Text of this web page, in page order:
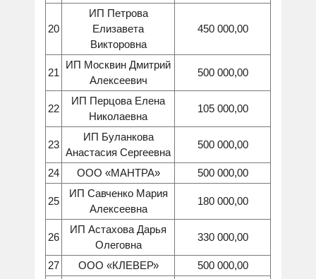
20
ИП Петрова
Елизавета
Викторовна
450 000,00
21
ИП Москвин Дмитрий
Алексеевич
500 000,00
22
ИП Перцова Елена
Николаевна
105 000,00
23
ИП Буланкова
Анастасия Сергеевна
500 000,00
24 ООО «МАНТРА» 500 000,00
25
ИП Савченко Мария
Алексеевна
180 000,00
26
ИП Астахова Дарья
Олеговна
330 000,00
27 ООО «КЛЕВЕР» 500 000,00